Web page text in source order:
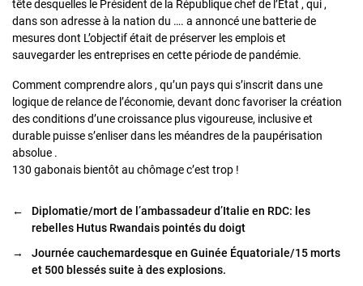
tête desquelles le Président de la République chef de l’État , qui ,
dans son adresse à la nation du …. a annoncé une batterie de
mesures dont L’objectif était de préserver les emplois et
sauvegarder les entreprises en cette période de pandémie.
Comment comprendre alors , qu’un pays qui s’inscrit dans une
logique de relance de l’économie, devant donc favoriser la création
des conditions d’une croissance plus vigoureuse, inclusive et
durable puisse s’enliser dans les méandres de la paupérisation
absolue .
130 gabonais bientôt au chômage c’est trop !
←
Diplomatie/mort de l’ambassadeur d’Italie en RDC: les
rebelles Hutus Rwandais pointés du doigt
→
Journée cauchemardesque en Guinée Équatoriale/15 morts
et 500 blessés suite à des explosions.